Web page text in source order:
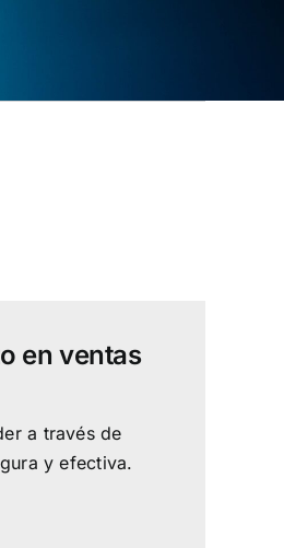
en ventas
a través de
y efectiva.